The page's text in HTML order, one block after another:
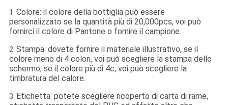
1. Colore: il colore della bottiglia può essere
personalizzato se la quantità più di 20,000pcs, voi può
fornirci il colore di Pantone o fornire il campione.
2. Stampa: dovete fornire il materiale illustrativo, se il
colore meno di 4 colori, voi può scegliere la stampa dello
schermo; se il colore più di 4c, voi può scegliere la
timbratura del calore.
3. Etichetta: potete scegliere ricoperto di carta di rame,